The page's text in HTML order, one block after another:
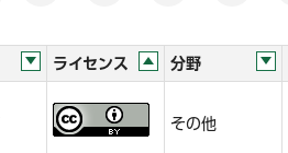
ライセンス 分野
その他